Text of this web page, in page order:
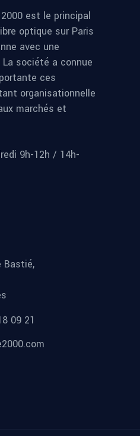
est le principal
optique sur Paris
avec une
société a connue
ces
organisationnelle
marchés et
9h-12h / 14h-
Bastié,
09 21